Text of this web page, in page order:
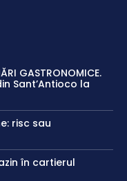
GASTRONOMICE.
Sant’Antioco la
risc sau
în cartierul